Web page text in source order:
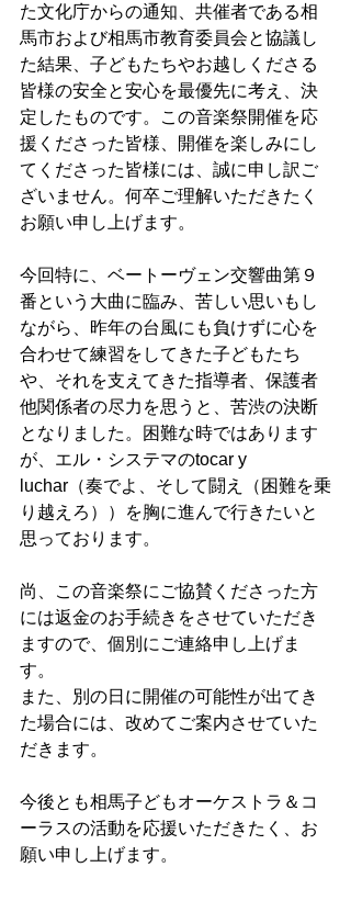
た文化庁からの通知、共催者である相
馬市および相馬市教育委員会と協議し
た結果、子どもたちやお越しくださる
皆様の安全と安心を最優先に考え、決
定したものです。この音楽祭開催を応
援くださった皆様、開催を楽しみにし
てくださった皆様には、誠に申し訳ご
ざいません。何卒ご理解いただきたく
お願い申し上げます。
今回特に、ベートーヴェン交響曲第９
番という大曲に臨み、苦しい思いもし
ながら、昨年の台風にも負けずに心を
合わせて練習をしてきた子どもたち
や、それを支えてきた指導者、保護者
他関係者の尽力を思うと、苦渋の決断
となりました。困難な時ではあります
が、エル・システマのtocar y
luchar（奏でよ、そして闘え（困難を乗
り越えろ））を胸に進んで行きたいと
思っております。
尚、この音楽祭にご協賛くださった方
には返金のお手続きをさせていただき
ますので、個別にご連絡申し上げま
す。
また、別の日に開催の可能性が出てき
た場合には、改めてご案内させていた
だきます。
今後とも相馬子どもオーケストラ＆コ
ーラスの活動を応援いただきたく、お
願い申し上げます。